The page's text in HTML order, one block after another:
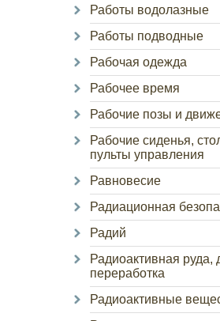
Работы водолазные
Работы подводные
Рабочая одежда
Рабочее время
Рабочие позы и
Рабочие сиденья,
пульты управления
Равновесие
Радиационная
Радий
Радиоактивная руда,
переработка
Радиоактивные